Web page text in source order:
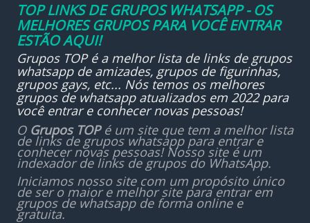
TOP LINKS DE GRUPOS WHATSAPP - OS
MELHORES GRUPOS PARA VOCÊ ENTRAR
ESTÃO AQUI!
Grupos TOP é a melhor lista de links de grupos
whatsapp de amizades, grupos de figurinhas,
grupos gays, etc... Nós temos os melhores
grupos de whatsapp atualizados em 2022 para
você entrar e conhecer novas pessoas!
O Grupos TOPé um site que tem a melhor lista
de links de grupos whatsapp para entrar e
conhecer novas pessoas! Nosso site é um
indexador de links de grupos do WhatsApp.
Iniciamos nosso site com um propósito único
de ser o maior e melhor site para entrar em
grupos de whatsapp de forma online e
gratuita.